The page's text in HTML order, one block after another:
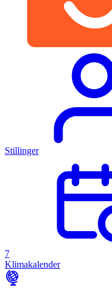
Stillinger
7
Klimakalender